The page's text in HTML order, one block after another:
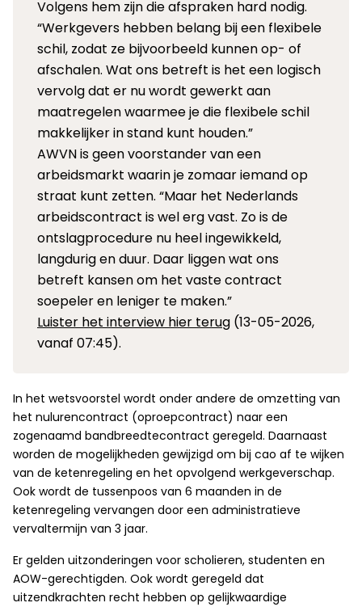
Volgens hem zijn die afspraken hard nodig.
“Werkgevers hebben belang bij een flexibele
schil, zodat ze bijvoorbeeld kunnen op- of
afschalen. Wat ons betreft is het een logisch
vervolg dat er nu wordt gewerkt aan
maatregelen waarmee je die flexibele schil
makkelijker in stand kunt houden.”
AWVN is geen voorstander van een
arbeidsmarkt waarin je zomaar iemand op
straat kunt zetten. “Maar het Nederlands
arbeidscontract is wel erg vast. Zo is de
ontslagprocedure nu heel ingewikkeld,
langdurig en duur. Daar liggen wat ons
betreft kansen om het vaste contract
soepeler en leniger te maken.”
Luister het interview hier terug (13-05-2026,
vanaf 07:45).
In het wetsvoorstel wordt onder andere de omzetting van
het nulurencontract (oproepcontract) naar een
zogenaamd bandbreedtecontract geregeld. Daarnaast
worden de mogelijkheden gewijzigd om bij cao af te wijken
van de ketenregeling en het opvolgend werkgeverschap.
Ook wordt de tussenpoos van 6 maanden in de
ketenregeling vervangen door een administratieve
vervaltermijn van 3 jaar.
Er gelden uitzonderingen voor scholieren, studenten en
AOW-gerechtigden. Ook wordt geregeld dat
uitzendkrachten recht hebben op gelijkwaardige